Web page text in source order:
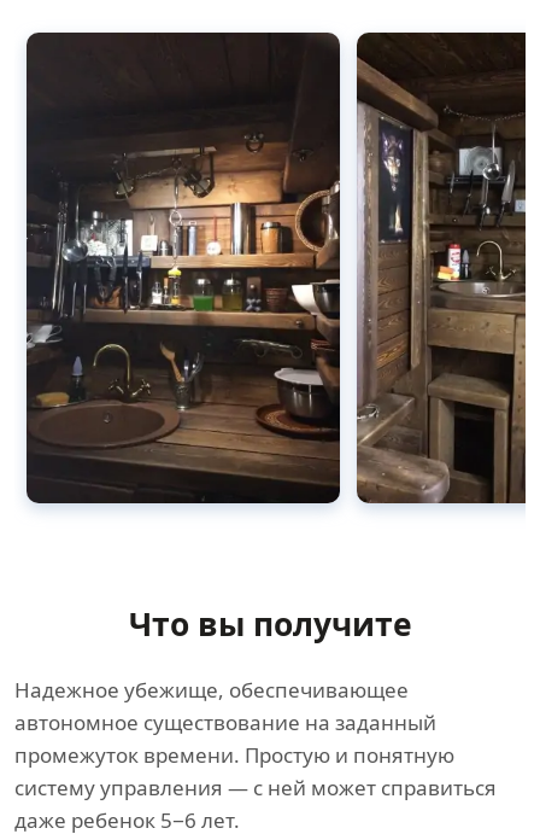
Что вы получите
Надежное убежище, обеспечивающее
автономное существование на заданный
промежуток времени. Простую и понятную
систему управления — с ней может справиться
даже ребенок 5−6 лет.